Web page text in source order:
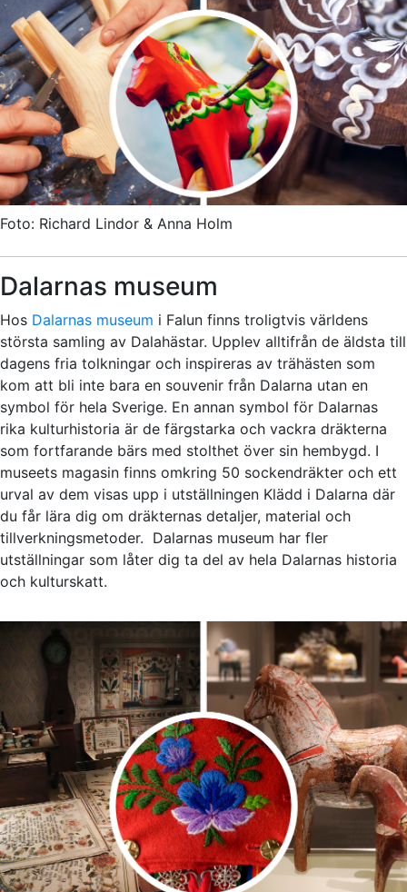
Foto: Richard Lindor & Anna Holm
Dalarnas museum
Hos Dalarnas museum i Falun finns troligtvis världens
största samling av Dalahästar. Upplev alltifrån de äldsta till
dagens fria tolkningar och inspireras av trähästen som
kom att bli inte bara en souvenir från Dalarna utan en
symbol för hela Sverige. En annan symbol för Dalarnas
rika kulturhistoria är de färgstarka och vackra dräkterna
som fortfarande bärs med stolthet över sin hembygd. I
museets magasin finns omkring 50 sockendräkter och ett
urval av dem visas upp i utställningen Klädd i Dalarna där
du får lära dig om dräkternas detaljer, material och
tillverkningsmetoder. Dalarnas museum har fler
utställningar som låter dig ta del av hela Dalarnas historia
och kulturskatt.